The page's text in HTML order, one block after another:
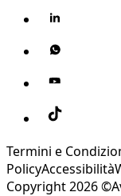
Termini e
PolicyAccessibilità
Copyright 2026